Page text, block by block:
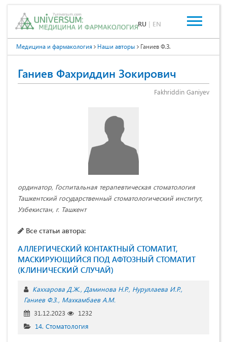
RU | EN
Медицина и фармакология Наши авторы Ганиев Ф.З.
Ганиев Фахриддин Зокирович
Fakhriddin Ganiyev
ординатор, Госпитальная терапевтическая стоматология
Ташкентский государственный стоматологический институт,
Узбекистан, г. Ташкент
Все статьи автора:
АЛЛЕРГИЧЕСКИЙ КОНТАКТНЫЙ СТОМАТИТ,
МАСКИРУЮЩИЙСЯ ПОД АФТОЗНЫЙ СТОМАТИТ
(КЛИНИЧЕСКИЙ СЛУЧАЙ)
Каххарова Д.Ж. Даминова Н.Р. Нуруллаева И.Р.
Ганиев Ф.З. Махкамбаев А.М.
31.12.2023
1232
14. Стоматология